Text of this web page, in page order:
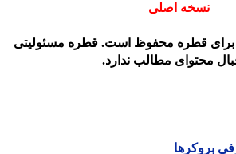
نسخه اصلی
قطره محفوظ است. قطره مسئولیتی
محتوای مطالب ندارد.